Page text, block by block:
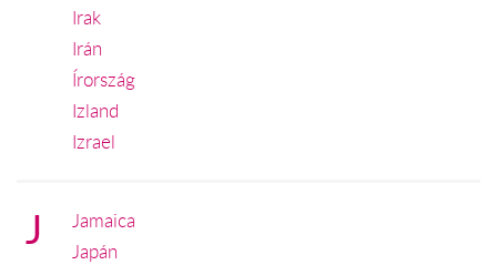
Irak
Irán
Írország
Izland
Izrael
J
Jamaica
Japán